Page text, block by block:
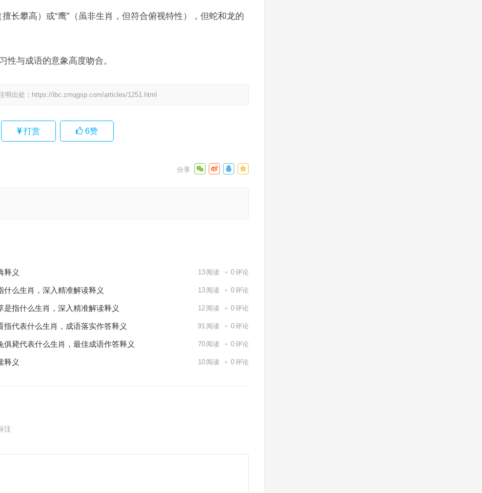
擅长攀高）或“鹰”（虽非生肖，但符合俯视特性），但蛇和龙的
性与成语的意象高度吻合。
明出处： https://ibc.zmqgsp.com/articles/1251.html
打赏 6赞
释义 13 阅读 0评论
么生肖，深入精准解读释义 13 阅读 0评论
指什么生肖，深入精准解读释义 12 阅读 0评论
代表什么生肖，成语落实作答释义 91 阅读 0评论
毙代表什么生肖，最佳成语作答释义 70 阅读 0评论
释义 10 阅读 0评论
注